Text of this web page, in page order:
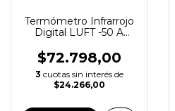
Termómetro Infrarrojo
Digital LUFT -50 A
$72.798,00
3 cuotas sin interés de
$24.266,00